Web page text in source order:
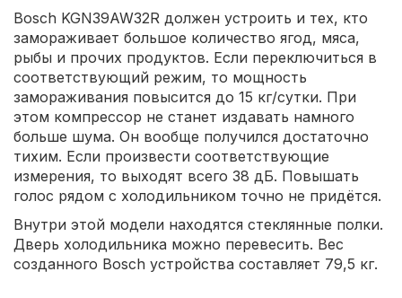
Bosch KGN39AW32R должен устроить и тех, кто
замораживает большое количество ягод, мяса,
рыбы и прочих продуктов. Если переключиться в
соответствующий режим, то мощность
замораживания повысится до 15 кг/сутки. При
этом компрессор не станет издавать намного
больше шума. Он вообще получился достаточно
тихим. Если произвести соответствующие
измерения, то выходят всего 38 дБ. Повышать
голос рядом с холодильником точно не придётся.
Внутри этой модели находятся стеклянные полки.
Дверь холодильника можно перевесить. Вес
созданного Bosch устройства составляет 79,5 кг.